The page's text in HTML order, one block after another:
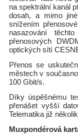
na spektrální kanál
dosah, a mimo
snížením
nasazování
přenosových
optických sítí
Přenos se
městech v
100 Gbit/s.
Díky úspěšnému
přenášet vyšší
Telematika již
Muxpondérová